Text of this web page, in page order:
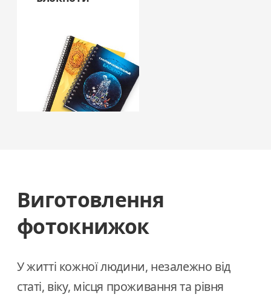
Виготовлення
фотокнижок
У житті кожної людини, незалежно від
статі, віку, місця проживання та рівня